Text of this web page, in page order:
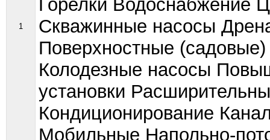
1
Горелки Водоснабжение
Скважинные насосы
Поверхностные
Колодезные насосы
установки
Кондиционирование
Мобильные Напольно-